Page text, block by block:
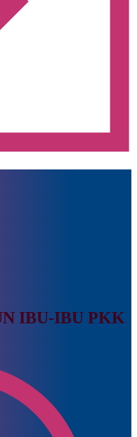
IBU-IBU PKK